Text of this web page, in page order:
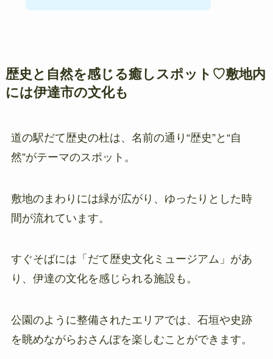
歴史と自然を感じる癒しスポット♡敷地内
には伊達市の文化も
道の駅だて歴史の杜は、名前の通り“歴史”と“自
然”がテーマのスポット。
敷地のまわりには緑が広がり、ゆったりとした時
間が流れています。
すぐそばには「だて歴史文化ミュージアム」があ
り、伊達の文化を感じられる施設も。
公園のように整備されたエリアでは、石垣や史跡
を眺めながらおさんぽを楽しむことができます。